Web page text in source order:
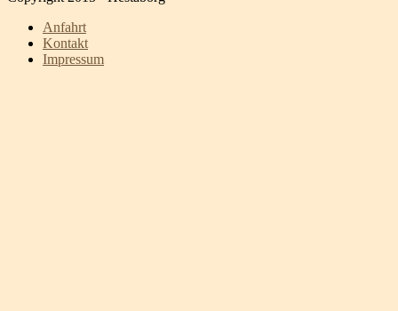
Anfahrt
Kontakt
Impressum